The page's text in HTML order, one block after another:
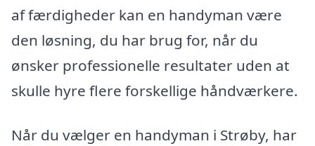
af færdigheder kan en handyman være
den løsning, du har brug for, når du
ønsker professionelle resultater uden at
skulle hyre flere forskellige håndværkere.
Når du vælger en handyman i Strøby, har